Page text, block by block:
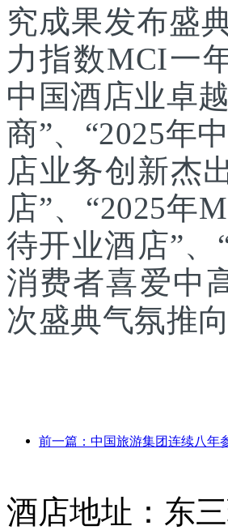
究成果发布盛
力指数MCI一
中国酒店业卓
商”、“2025年
店业务创新杰
店”、“2025年
待开业酒店”、
消费者喜爱中
次盛典气氛推向
酒店地址：东